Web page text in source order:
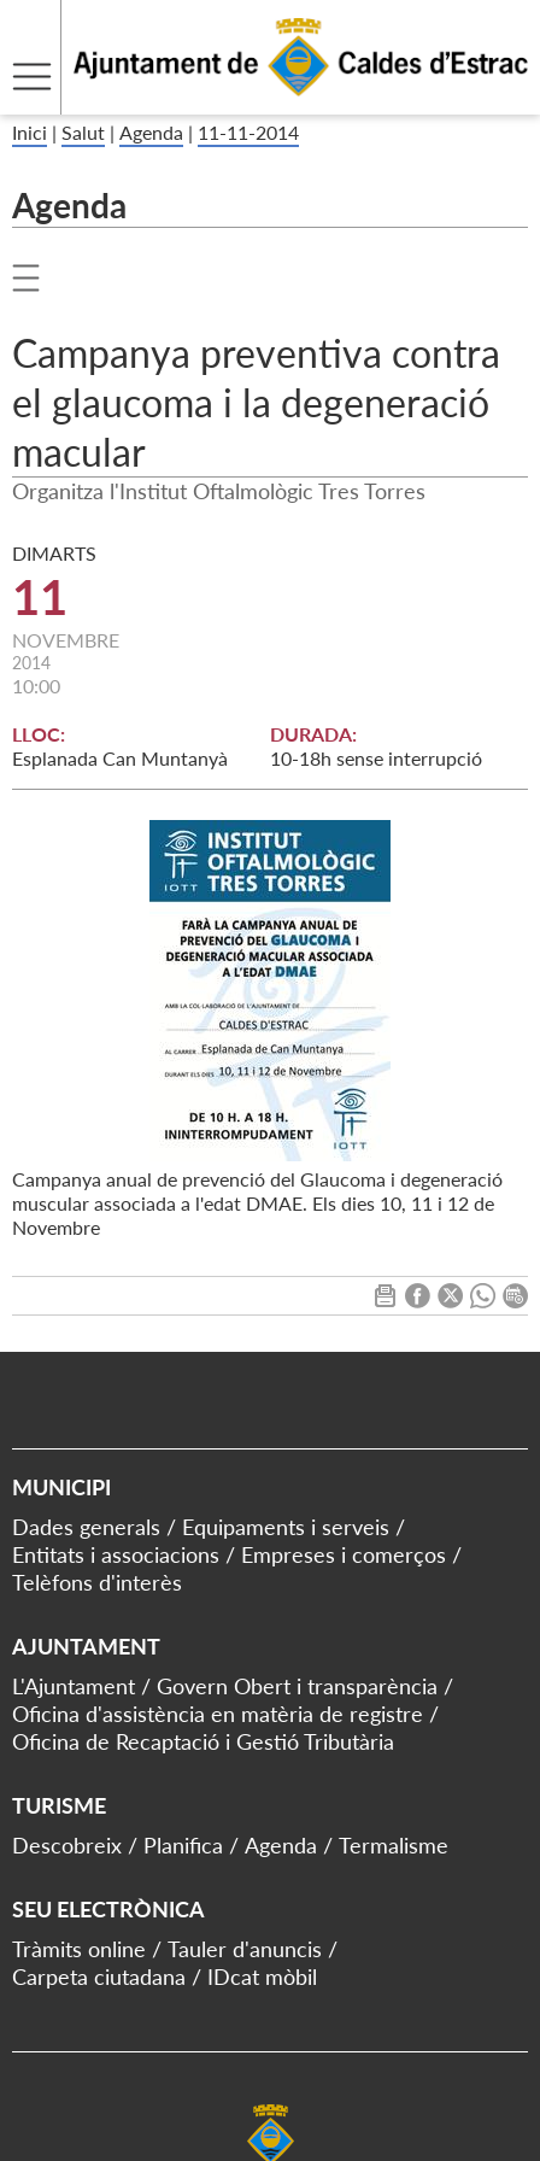
Inici | Salut | Agenda | 11-11-2014
Agenda
Campanya preventiva contra
el glaucoma i la degeneració
macular
Organitza l'Institut Oftalmològic Tres Torres
DIMARTS
11
NOVEMBRE
2014
10:00
LLOC:
Esplanada Can Muntanyà
DURADA:
10-18h sense interrupció
Campanya anual de prevenció del Glaucoma i degeneració
muscular associada a l'edat DMAE. Els dies 10, 11 i 12 de
Novembre
MUNICIPI
Dades generals
Equipaments i serveis
Entitats i associacions
Empreses i comerços
Telèfons d'interès
AJUNTAMENT
L'Ajuntament
Govern Obert i transparència
Oficina d'assistència en matèria de registre
Oficina de Recaptació i Gestió Tributària
TURISME
Descobreix
Planifica Agenda Termalisme
SEU ELECTRÒNICA
Tràmits online
Tauler d'anuncis
Carpeta ciutadana
IDcat mòbil